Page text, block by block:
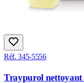
Réf. 345-5556
Traypurol nettoyant